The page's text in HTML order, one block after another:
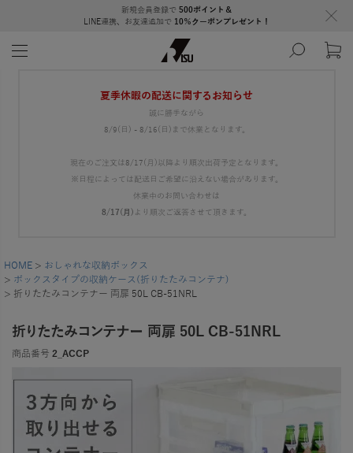
新規会員登録で 500ポイント＆
LINE連携、お友達追加で 10％クーポンプレゼント！
夏季休暇の配送に関するお知らせ
誠に勝手ながら
8/9(日) - 8/16(日)まで休業となります。
現在のご注文は8/17(月)以降より順次出荷予定となります。
※日程によっては配送日ご希望に沿えない場合があります。
休業中のお問い合わせは
8/17(月) より順次ご返答させて頂きます。
HOME
おしゃれな収納ボックス
ボックスタイプの収納ケース(折りたたみコンテナ)
折りたたみコンテナー 両扉 50L CB-51NRL
折りたたみコンテナー 両扉 50L CB-51NRL
商品番号 2_ACCP